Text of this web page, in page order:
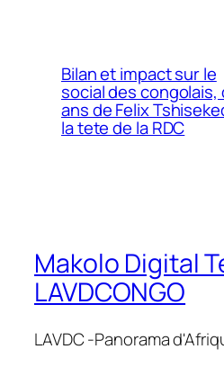
Bilan et impact sur le
social des congolais,
ans de Felix
la tete de la RDC
Makolo Digital
LAVDCONGO
LAVDC -Panorama